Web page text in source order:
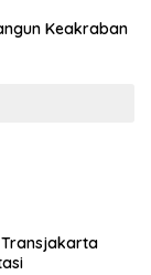
Keakraban
Transjakarta